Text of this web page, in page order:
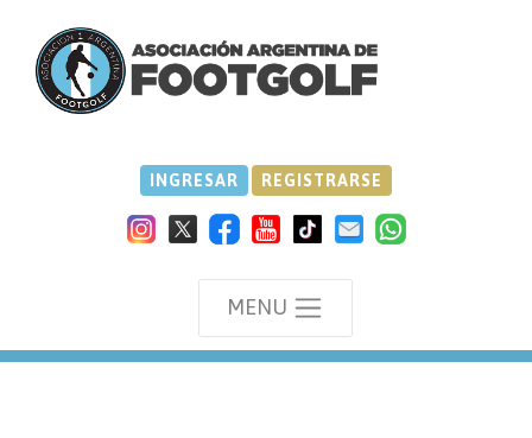
INGRESAR REGISTRARSE
MENU